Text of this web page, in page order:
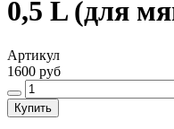
0,5 L (для
Артикул
1600 руб
Купить